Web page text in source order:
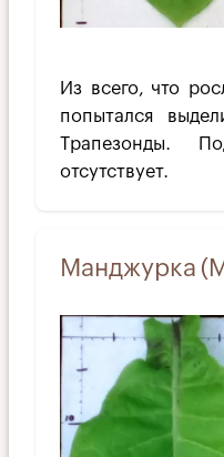
Из всего, что
попытался
Трапезонды.
отсутствует.
Манджурка